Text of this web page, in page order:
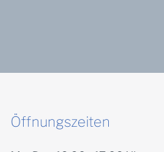
Öffnungszeiten